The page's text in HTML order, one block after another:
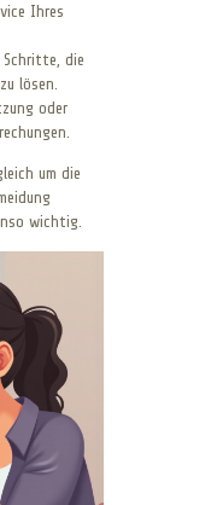
Ihres
Schritte, die
lösen.
oder
um die
wichtig.